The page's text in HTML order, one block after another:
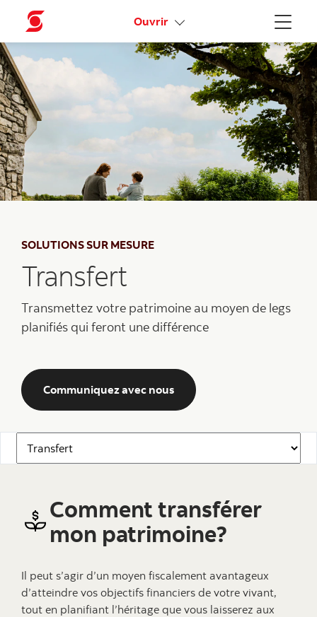
Menu
Ouvrir Activez votre accès en ligne
SOLUTIONS SUR MESURE
Transfert
Transmettez votre patrimoine au moyen de legs
planifiés qui feront une différence
Communiquez avec nous
Navigation
Comment transférer
mon patrimoine?
Il peut s’agir d’un moyen fiscalement avantageux
d’atteindre vos objectifs financiers de votre vivant,
tout en planifiant l’héritage que vous laisserez aux